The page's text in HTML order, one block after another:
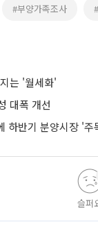
#부양가족조사
는 '월세화'
대폭 개선
하반기 분양시장 '주
슬퍼